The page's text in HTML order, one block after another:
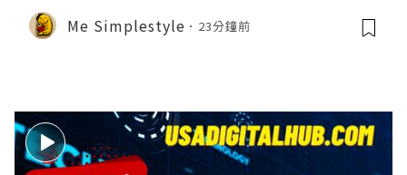
Me Simplestyle 23分鐘前